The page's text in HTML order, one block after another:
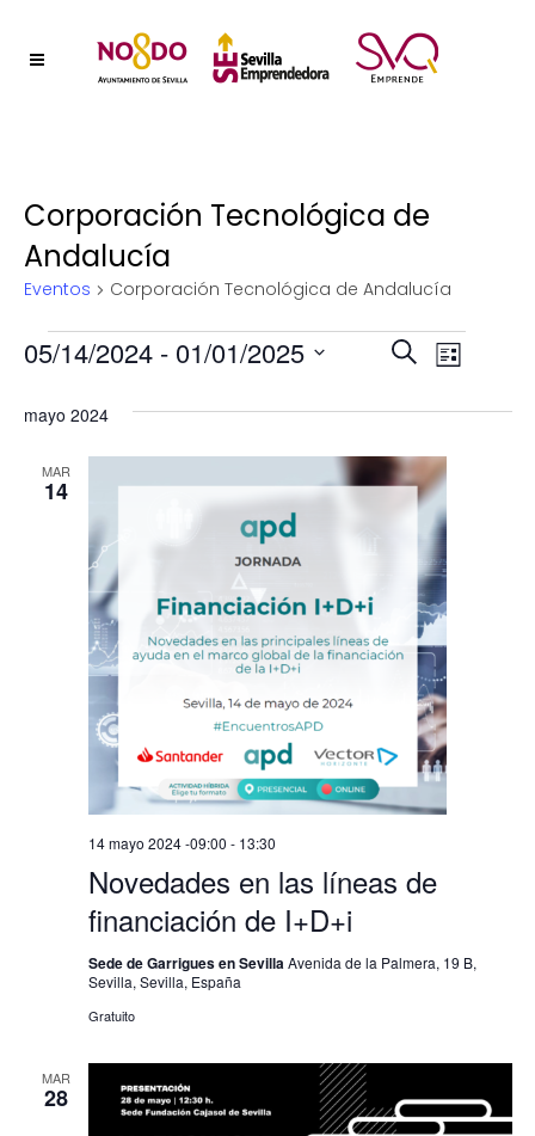
Corporación Tecnológica de
Andalucía
Eventos Corporación Tecnológica de Andalucía
Eventos
de
y
vistas
de
Buscar
de
Lista
05/14/2024 - 01/01/2025
la
mayo 2024
MAR
14
Novedades en las líneas de
financiación de I+D+i
14 mayo 2024 -09:00 - 13:30
Sede de Garrigues en SevillaAvenida de la Palmera, 19 B,
Sevilla, Sevilla, España
Gratuito
MAR
28